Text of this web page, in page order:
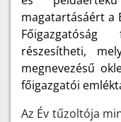
magatartásáért a
Főigazgatóság
részesítheti,
megnevezésű
főigazgatói
Az Év tűzoltója